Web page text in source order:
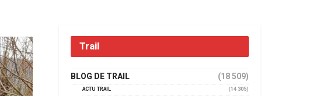
Trail
BLOG DE TRAIL (18 509)
ACTU TRAIL
(14 305)